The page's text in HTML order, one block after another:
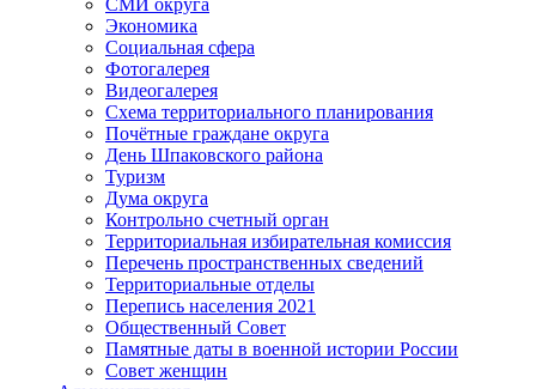
Экономика
Социальная сфера
Фотогалерея
Видеогалерея
Схема территориального планирования
Почётные граждане округа
День Шпаковского района
Туризм
Дума округа
Контрольно счетный орган
Территориальная избирательная комиссия
Перечень пространственных сведений
Территориальные отделы
Перепись населения 2021
Общественный Совет
Памятные даты в военной истории России
Совет женщин